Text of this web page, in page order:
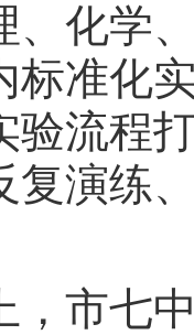
、化学
标准化
验流程
复演练
市七中